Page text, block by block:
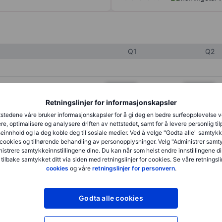
Retningslinjer for informasjonskapsler
våre bruker informasjonskapsler for å gi deg en bedre surfeopplevelse
optimalisere og analysere driften av nettstedet, samt for å levere personlig
og la deg koble deg til sosiale medier. Ved å velge "Godta alle"
og tilhørende behandling av personopplysninger. Velg "Administrer
samtykkeinnstillingene dine. Du kan når som helst endre innstillingene
samtykket ditt via siden med retningslinjer for cookies. Se våre
cookies og våre retningslinjer for personvern.
Godta alle cookies
Q1 Q2
XXXXXXX XXXXXXX
XXXXXXX
XXXXXXX XXXXXXX
XXXXXXX XXXXXXX
XXXXXXX
XXXXXXX